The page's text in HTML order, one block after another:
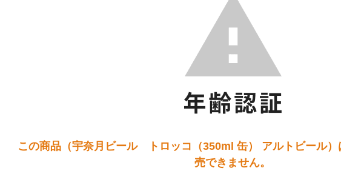
この商品（宇奈月ビール トロッコ（350ml 缶） アルトビール）
売できません。